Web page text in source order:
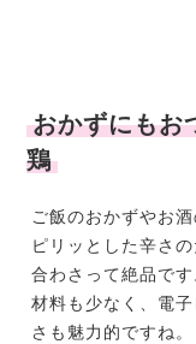
おかずにもお
鶏
ご飯のおかずやお
ピリッとした辛さ
合わさって絶品です
材料も少なく、電
さも魅力的ですね。